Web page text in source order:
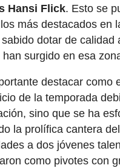
Hansi Flick. Esto se
más destacados en
dotar de
surgido en esa
destacar como
de la temporada
sino que se ha
la prolífica cantera del
a dos jóvenes
como pivotes con